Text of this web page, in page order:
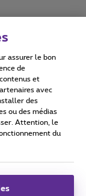
statement
assurer le bon
de
et
avec
des
ou des médias
Attention, le
du